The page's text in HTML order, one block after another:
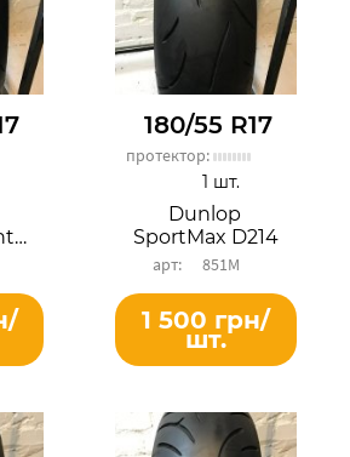
Roadtec Z8 Interact
180/55 R17
протектор:
Dunlop
SportMax D214
851М
1 шт.
1 500 грн/
шт.